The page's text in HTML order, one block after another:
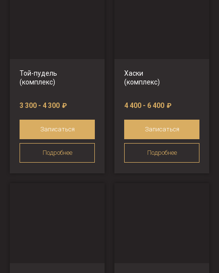
Той-пудель
(комплекс)
3 300 - 4 300 ₽
Записаться
Подробнее
Хаски
(комплекс)
4 400 - 6 400 ₽
Записаться
Подробнее